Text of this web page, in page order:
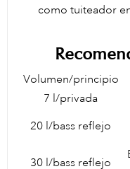
como tuiteador
Volumen/principio
7 l/privada
20 l/bass reflejo
30 l/bass reflejo